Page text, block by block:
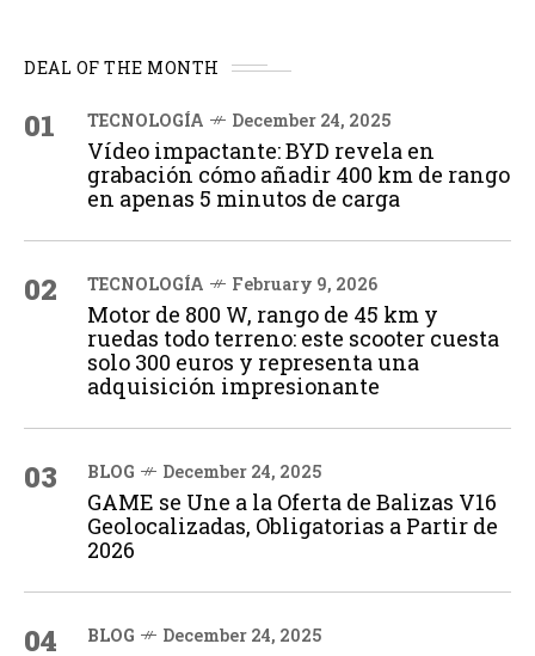
DEAL OF THE MONTH
01 TECNOLOGÍA December 24, 2025
Vídeo impactante: BYD revela en
grabación cómo añadir 400 km de rango
en apenas 5 minutos de carga
02 TECNOLOGÍA February 9, 2026
Motor de 800 W, rango de 45 km y
ruedas todo terreno: este scooter cuesta
solo 300 euros y representa una
adquisición impresionante
03 BLOG December 24, 2025
GAME se Une a la Oferta de Balizas V16
Geolocalizadas, Obligatorias a Partir de
2026
04 BLOG December 24, 2025